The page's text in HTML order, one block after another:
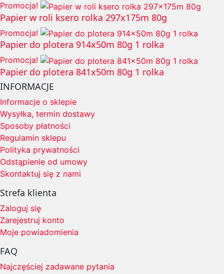
Promocja!
Papier w roli ksero rolka 297x175m 80g
Promocja!
Papier do plotera 914x50m 80g 1 rolka
Promocja!
Papier do plotera 841x50m 80g 1 rolka
INFORMACJE
Informacje o sklepie
Wysyłka, termin dostawy
Sposoby płatności
Regulamin sklepu
Polityka prywatności
Odstąpienie od umowy
Skontaktuj się z nami
Strefa klienta
Zaloguj się
Zarejestruj konto
Moje powiadomienia
FAQ
Najczęściej zadawane pytania